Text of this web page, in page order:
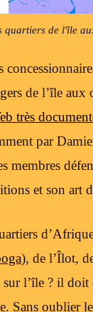
quartiers de l'île
de l’île
très
par
membres
et son art
), de l’Îlot,
l’île ? il
Sans oublier